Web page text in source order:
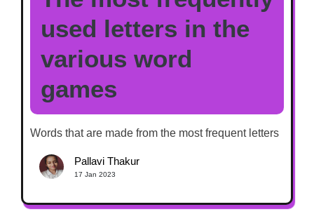
used letters in the
various word
games
Words that are made from the most frequent letters
Pallavi Thakur
17 Jan 2023